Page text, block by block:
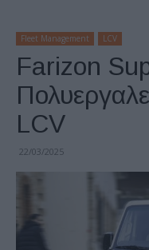
Fleet Management LCV
Farizon
LCV
22/03/2025